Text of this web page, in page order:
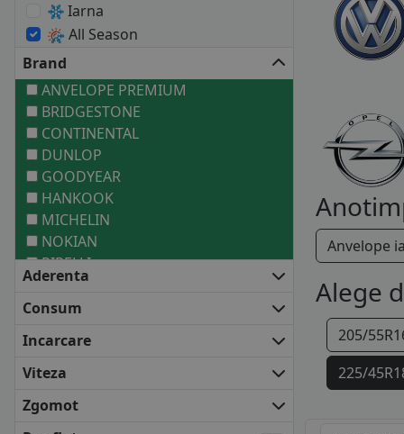
Iarna
All Season
Brand
ANVELOPE PREMIUM
BRIDGESTONE
CONTINENTAL
DUNLOP
GOODYEAR
HANKOOK
MICHELIN
NOKIAN
PIRELLI
ANVELOPE MEDII
BARUM
COOPER
FALKEN
FULDA
Aderenta
Consum
Incarcare
Viteza
Zgomot
Anvelope
Alege
205/
225/